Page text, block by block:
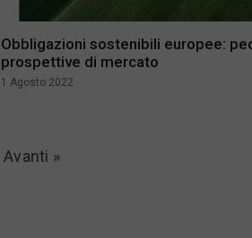
Obbligazioni sostenibili europee:
prospettive di mercato
1 Agosto 2022
Avanti »